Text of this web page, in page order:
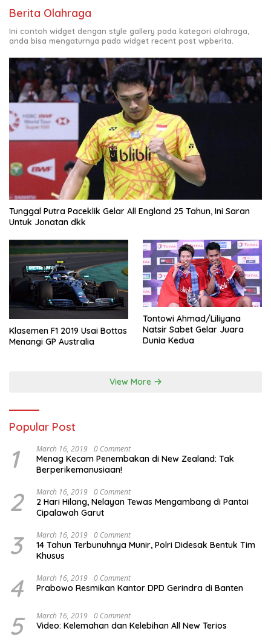
Berita Olahraga
Ini contoh widget dengan style gallery pada kategori olahraga,
anda bisa mengaturnya pada widget recent post wpberita.
Tunggal Putra Paceklik Gelar All England 25 Tahun, Ini Saran
Untuk Jonatan dkk
Klasemen F1 2019 Usai Bottas
Menangi GP Australia
Tontowi Ahmad/Liliyana
Natsir Sabet Gelar Juara
Dunia Kedua
View More
Popular Post
1 March 16, 2019 0 Comment
Menag Kecam Penembakan di New Zealand: Tak
Berperikemanusiaan!
2 March 16, 2019 0 Comment
2 Hari Hilang, Nelayan Tewas Mengambang di Pantai
Cipalawah Garut
3 March 16, 2019 0 Comment
14 Tahun Terbunuhnya Munir, Polri Didesak Bentuk Tim
Khusus
4 March 16, 2019 0 Comment
Prabowo Resmikan Kantor DPD Gerindra di Banten
5 March 16, 2019 0 Comment
Video: Kelemahan dan Kelebihan All New Terios